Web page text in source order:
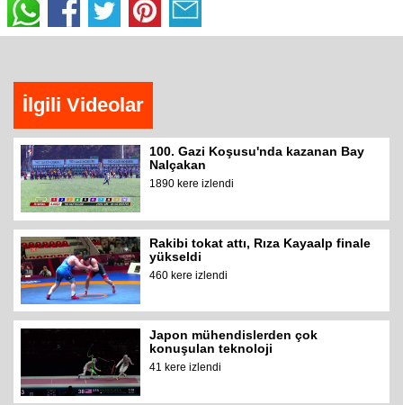
İlgili Videolar
100. Gazi Koşusu'nda kazanan Bay
Nalçakan
1890 kere izlendi
Rakibi tokat attı, Rıza Kayaalp finale
yükseldi
460 kere izlendi
Japon mühendislerden çok
konuşulan teknoloji
41 kere izlendi